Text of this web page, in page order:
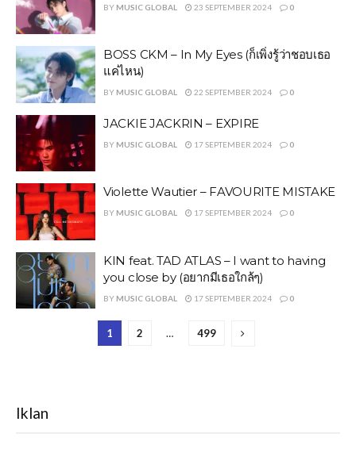
BY MUSIC GLOBAL 23 SEPTEMBER 2024 0
BOSS CKM – In My Eyes (ก็เพิ่งรู้ว่าชอบเธอ
แค่ไหน)
BY MUSIC GLOBAL 22 SEPTEMBER 2024 0
JACKIE JACKRIN – EXPIRE
BY MUSIC GLOBAL 17 SEPTEMBER 2024 0
Violette Wautier – FAVOURITE MISTAKE
BY MUSIC GLOBAL 17 SEPTEMBER 2024 0
KIN feat. TAD ATLAS – I want to having
you close by (อยากมีเธอใกล้ๆ)
BY MUSIC GLOBAL 17 SEPTEMBER 2024 0
1 2 … 499
Iklan